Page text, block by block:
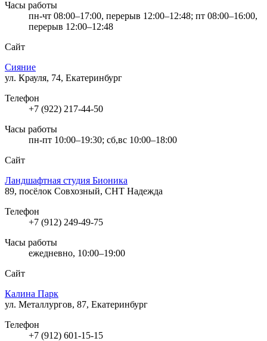
Часы работы
пн-чт 08:00–17:00, перерыв 12:00–12:48; пт 08:00–16:00,
перерыв 12:00–12:48
Сайт
Сияние
ул. Крауля, 74, Екатеринбург
Телефон
+7 (922) 217-44-50
Часы работы
пн-пт 10:00–19:30; сб,вс 10:00–18:00
Сайт
Ландшафтная студия Бионика
89, посёлок Совхозный, СНТ Надежда
Телефон
+7 (912) 249-49-75
Часы работы
ежедневно, 10:00–19:00
Сайт
Калина Парк
ул. Металлургов, 87, Екатеринбург
Телефон
+7 (912) 601-15-15